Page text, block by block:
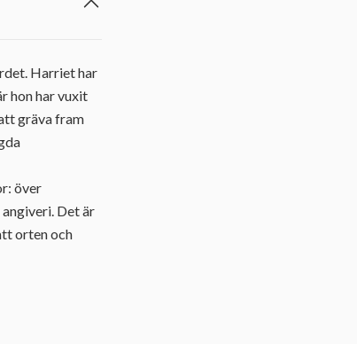
Harriet har
hon har vuxit
gräva fram
över
Det är
orten och